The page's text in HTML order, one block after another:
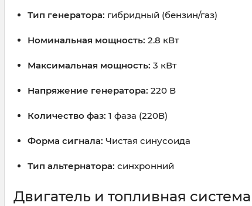
Тип генератора: гибридный (бензин/газ)
Номинальная мощность: 2.8 кВт
Максимальная мощность: 3 кВт
Напряжение генератора: 220 В
Количество фаз: 1 фаза (220В)
Форма сигнала: Чистая синусоида
Тип альтернатора: синхронний
Двигатель и топливная система